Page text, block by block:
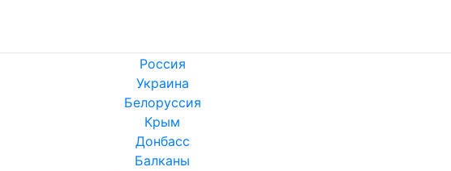
Россия
Украина
Белоруссия
Крым
Донбасс
Балканы